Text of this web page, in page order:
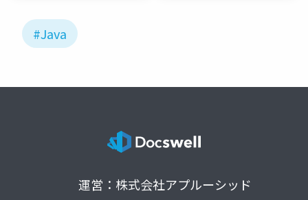
#Java
運営：株式会社アプルーシッド